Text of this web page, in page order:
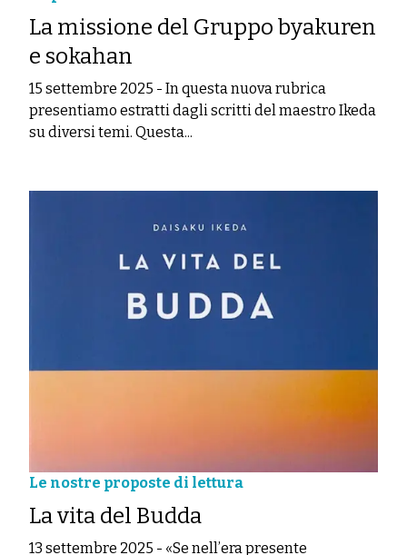
La missione del Gruppo byakuren
e sokahan
15 settembre 2025 - In questa nuova rubrica
presentiamo estratti dagli scritti del maestro Ikeda
su diversi temi. Questa...
Le nostre proposte di lettura
La vita del Budda
13 settembre 2025 - «Se nell’era presente